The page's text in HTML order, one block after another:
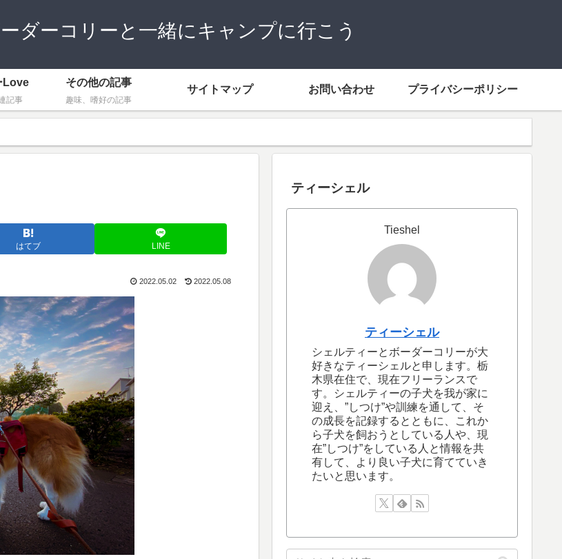
ダーコリーと一緒にキャンプに行こう
Love
記事
その他の記事
趣味、嗜好の記事
サイトマップ お問い合わせ プライバシーポリシー
はてブ LINE
2022.05.02 2022.05.08
ティーシェル
Tieshel
ティーシェル
シェルティーとボーダーコリーが大
好きなティーシェルと申します。栃
木県在住で、現在フリーランスで
す。シェルティーの子犬を我が家に
迎え、”しつけ”や訓練を通して、そ
の成長を記録するとともに、これか
ら子犬を飼おうとしている人や、現
在”しつけ”をしている人と情報を共
有して、より良い子犬に育てていき
たいと思います。